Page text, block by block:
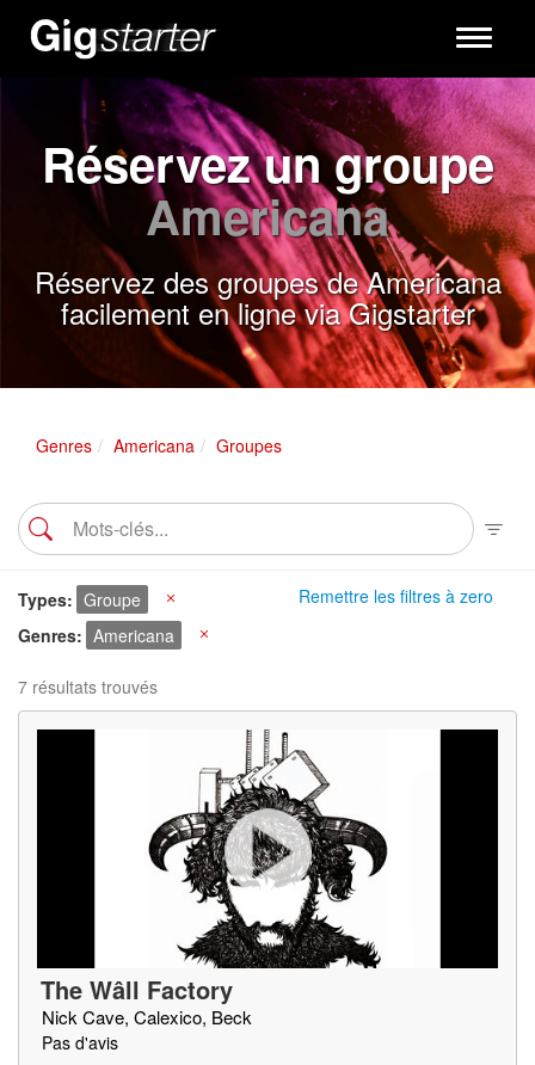
Toggle
Réservez un groupe
Americana
Réservez des groupes de Americana
facilement en ligne via Gigstarter
Genres Americana Groupes
Remettre les filtres à zero
Types Groupe
Genres
Americana
7 résultats trouvés
The Wâll Factory
Nick Cave, Calexico, Beck
Pas d'avis